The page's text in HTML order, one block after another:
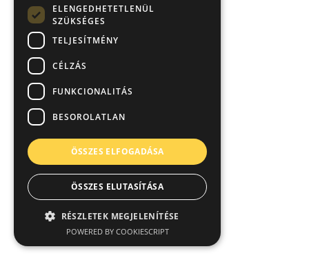
ELENGEDHETETLENÜL
SZÜKSÉGES
TELJESÍTMÉNY
CÉLZÁS
FUNKCIONALITÁS
BESOROLATLAN
ÖSSZES ELFOGADÁSA
ÖSSZES ELUTASÍTÁSA
RÉSZLETEK MEGJELENÍTÉSE
POWERED BY COOKIESCRIPT